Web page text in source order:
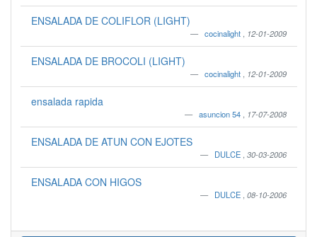
ENSALADA DE COLIFLOR (LIGHT)
cocinalight 12-01-2009
ENSALADA DE BROCOLI (LIGHT)
cocinalight 12-01-2009
ensalada rapida
asuncion 54 17-07-2008
ENSALADA DE ATUN CON EJOTES
DULCE 30-03-2006
ENSALADA CON HIGOS
DULCE 08-10-2006